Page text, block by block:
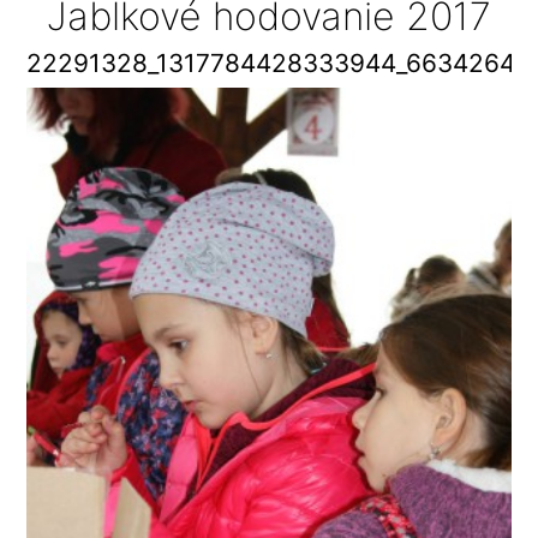
Jablkové hodovanie 2017